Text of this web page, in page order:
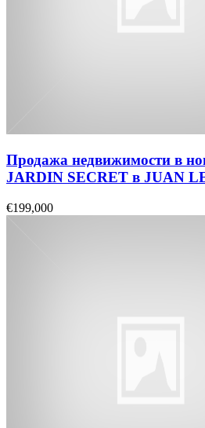
Продажа недвижимости в
JARDIN SECRET в JUAN
€199,000